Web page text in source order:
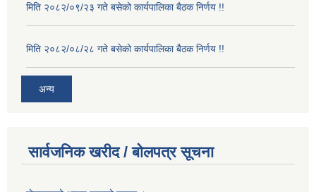
मिति २०८२/०९/२३ गते बसेको कार्यपालिका बैठक निर्णय !!
मिति २०८२/०८/२८ गते बसेको कार्यपालिका बैठक निर्णय !!
अन्य
सार्वजनिक खरीद / बोलपत्र सूचना